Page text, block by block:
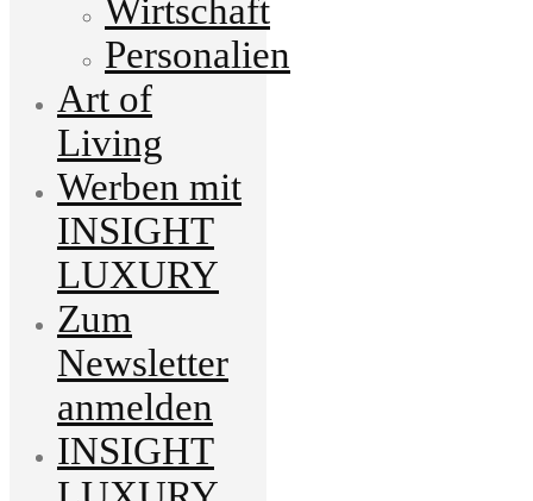
Wirtschaft
Personalien
Art of
Living
Werben mit
INSIGHT
LUXURY
Zum
Newsletter
anmelden
INSIGHT